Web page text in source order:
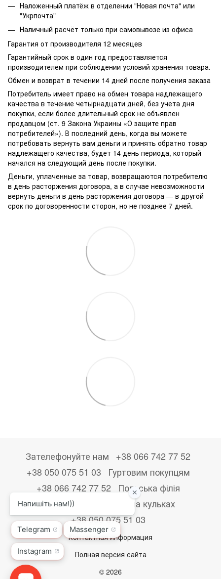
Наложенный платёж в отделении "Новая почта" или
"Укрпочта"
Наличный расчёт только при самовывозе из офиса
Гарантия от производителя 12 месяцев
Гарантийный срок в один год предоставляется
производителем при соблюдении условий хранения товара.
Обмен и возврат в течении 14 дней после получения заказа
Потребитель имеет право на обмен товара надлежащего
качества в течение четырнадцати дней, без учета дня
покупки, если более длительный срок не объявлен
продавцом (ст. 9 Закона Украины «О защите прав
потребителей»). В последний день, когда вы можете
потребовать вернуть вам деньги и принять обратно товар
надлежащего качества, будет 14 день периода, который
начался на следующий день после покупки.
Деньги, уплаченные за товар, возвращаются потребителю
в день расторжения договора, а в случае невозможности
вернуть деньги в день расторжения договора — в другой
срок по договоренности сторон, но не позднее 7 дней.
Зателефонуйте нам
+38 066 742 77 52
+38 050 075 51 03
Гуртовим покупцям
+38 066 742 77 52
Польська філія
+48533867723
Друк на кульках
+38 050 075 51 03
Контактная информация
Полная версия сайта
© 2026